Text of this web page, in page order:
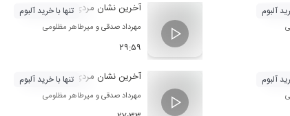
آلبوم آخرین نشان مردی 6
مهرداد صدقیو میرطاهر مظلومی
۲۹:۵۹
تنها با خرید آلبوم
آلبوم آخرین نشان مردی 3
مهرداد صدقیو میرطاهر مظلومی
تنها با خرید آلبوم